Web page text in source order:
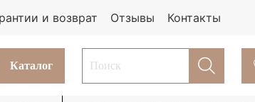
и возврат Отзывы Контакты
Каталог